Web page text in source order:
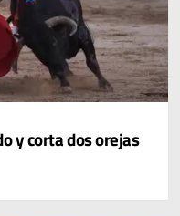
y corta dos orejas